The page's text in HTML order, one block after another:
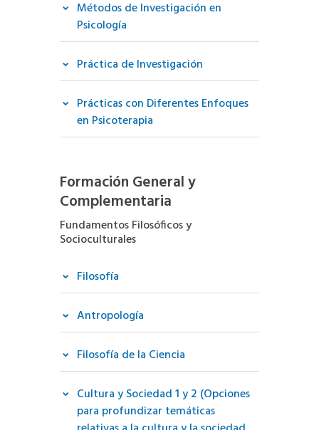
Métodos de Investigación en
Psicología
Práctica de Investigación
Prácticas con Diferentes Enfoques
en Psicoterapia
Formación General y
Complementaria
Fundamentos Filosóficos y
Socioculturales
Filosofía
Antropología
Filosofía de la Ciencia
Cultura y Sociedad 1 y 2 (Opciones
para profundizar temáticas